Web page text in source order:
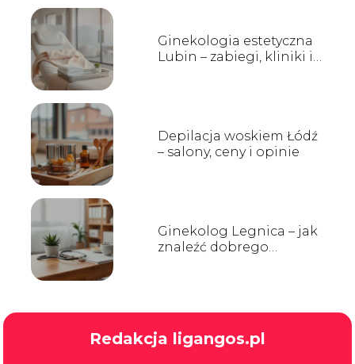
Ginekologia estetyczna
Lubin – zabiegi, kliniki i
Depilacja woskiem Łódź
– salony, ceny i opinie
Ginekolog Legnica – jak
znaleźć dobrego
Redakcja ligangos.pl